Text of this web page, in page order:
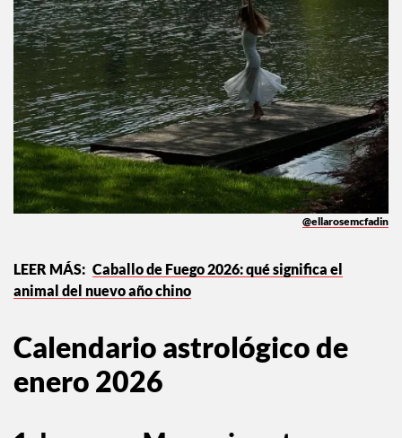
Caballo de Fuego 2026: qué significa el